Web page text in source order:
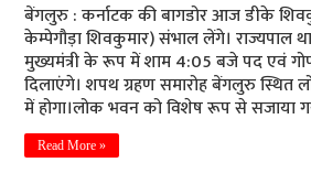
बेंगलुरु : कर्नाटक की बागडोर आज डीके
केम्पेगौड़ा शिवकुमार) संभाल लेंगे। राज्यपाल
मुख्यमंत्री के रूप में शाम 4:05 बजे पद एवं
दिलाएंगे। शपथ ग्रहण समारोह बेंगलुरु स्थित
में होगा।लोक भवन को विशेष रूप से सजाया
Read More »